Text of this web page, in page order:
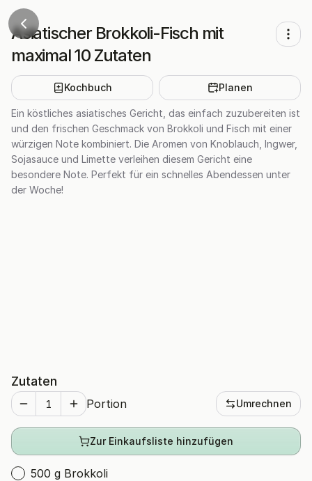
Asiatischer Brokkoli-Fisch mit
maximal 10 Zutaten
Kochbuch Planen
Ein köstliches asiatisches Gericht, das einfach zuzubereiten ist
und den frischen Geschmack von Brokkoli und Fisch mit einer
würzigen Note kombiniert. Die Aromen von Knoblauch, Ingwer,
Sojasauce und Limette verleihen diesem Gericht eine
besondere Note. Perfekt für ein schnelles Abendessen unter
der Woche!
Zutaten
Portion Umrechnen
Zur Einkaufsliste hinzufügen
500 g Brokkoli